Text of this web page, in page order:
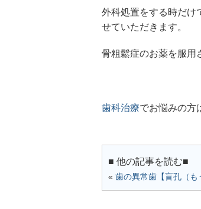
外科処置をする時だけ
せていただきます。
骨粗鬆症のお薬を服用
歯科治療でお悩みの方
■ 他の記事を読む■
« 歯の異常歯【盲孔（も